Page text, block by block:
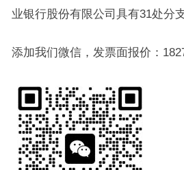
业银行股份有限公司具有31处分
添加我们微信，发票面报价：